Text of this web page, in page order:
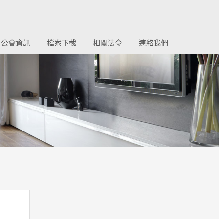
公會資訊 檔案下載 相關法令 連絡我們